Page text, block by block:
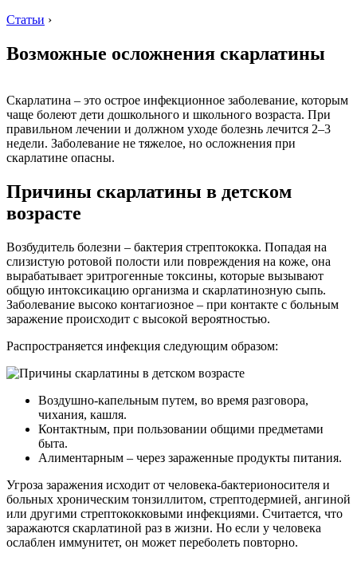
Статьи ›
Возможные осложнения скарлатины
Скарлатина – это острое инфекционное заболевание, которым
чаще болеют дети дошкольного и школьного возраста. При
правильном лечении и должном уходе болезнь лечится 2–3
недели. Заболевание не тяжелое, но осложнения при
скарлатине опасны.
Причины скарлатины в детском
возрасте
Возбудитель болезни – бактерия стрептококка. Попадая на
слизистую ротовой полости или повреждения на коже, она
вырабатывает эритрогенные токсины, которые вызывают
общую интоксикацию организма и скарлатинозную сыпь.
Заболевание высоко контагиозное – при контакте с больным
заражение происходит с высокой вероятностью.
Распространяется инфекция следующим образом:
Воздушно-капельным путем, во время разговора,
чихания, кашля.
Контактным, при пользовании общими предметами
быта.
Алиментарным – через зараженные продукты питания.
Угроза заражения исходит от человека-бактерионосителя и
больных хроническим тонзиллитом, стрептодермией, ангиной
или другими стрептококковыми инфекциями. Считается, что
заражаются скарлатиной раз в жизни. Но если у человека
ослаблен иммунитет, он может переболеть повторно.